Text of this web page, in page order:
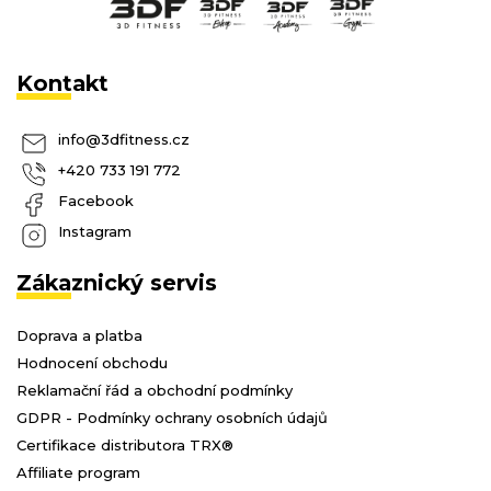
Kontakt
info@3dfitness.cz
+420 733 191 772
Facebook
Instagram
Zákaznický servis
Doprava a platba
Hodnocení obchodu
Reklamační řád a obchodní podmínky
GDPR - Podmínky ochrany osobních údajů
Certifikace distributora TRX®
Affiliate program